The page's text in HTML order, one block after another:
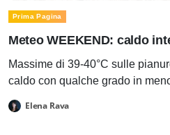
Prima Pagina
Meteo WEEKEND: caldo
Massime di 39-40°C sulle
caldo con qualche grado in
Elena Rava